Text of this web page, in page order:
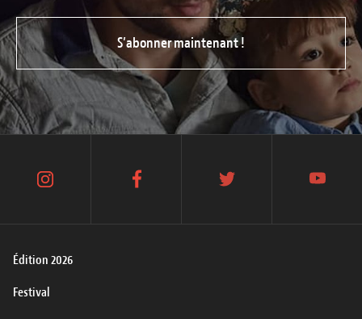
S’abonner maintenant !
Édition 2026
Festival
instagram facebook twitter youtube